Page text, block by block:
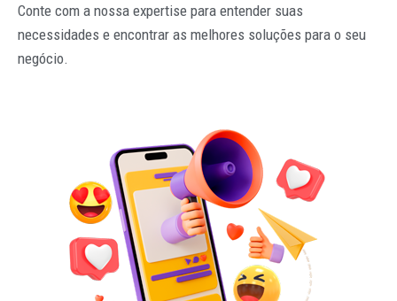
Conte com a nossa expertise para entender suas
necessidades e encontrar as melhores soluções para o seu
negócio.